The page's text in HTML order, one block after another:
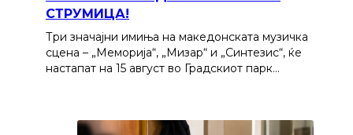
СТРУМИЦА!
Три значајни имиња на македонската музичка
сцена – „Меморија“, „Мизар“ и „Синтезис“, ќе
настапат на 15 август во Градскиот парк…